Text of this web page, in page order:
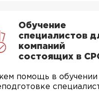
Обучение
специалистов
компаний
состоящих в
помощь в обучении